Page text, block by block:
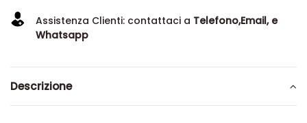
Assistenza Clienti: contattaci a Telefono,Email, e
Whatsapp
Descrizione